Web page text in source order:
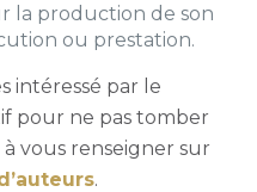
la production de son
ou prestation.
intéressé par le
pour ne pas tomber
vous renseigner sur
.